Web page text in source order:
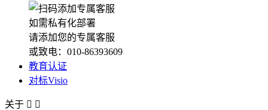
如需私有化部署
请添加您的专属客服
或致电：010-86393609
教育认证
对标Visio
关于  